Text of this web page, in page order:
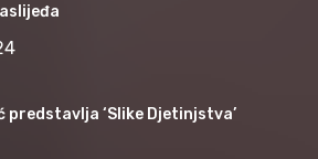
predstavlja ‘Slike Djetinjstva’